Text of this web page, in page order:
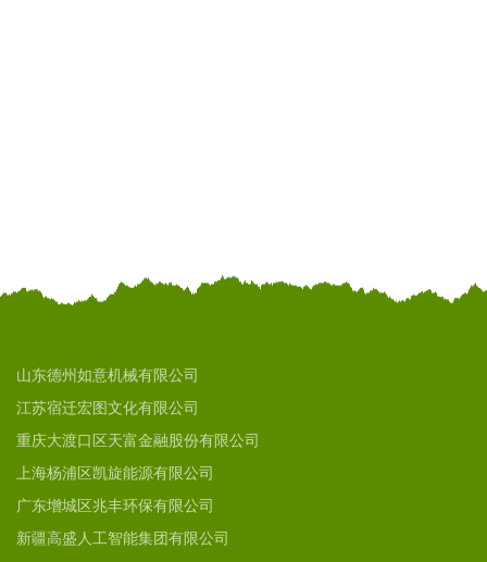
山东德州如意机械有限公司
江苏宿迁宏图文化有限公司
重庆大渡口区天富金融股份有限公司
上海杨浦区凯旋能源有限公司
广东增城区兆丰环保有限公司
新疆高盛人工智能集团有限公司